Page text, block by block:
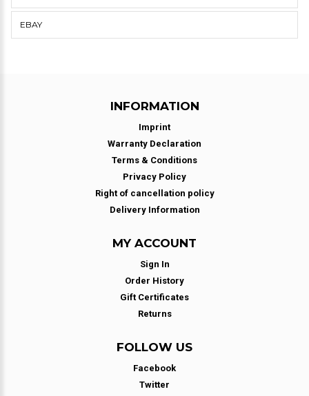
EBAY
INFORMATION
Imprint
Warranty Declaration
Terms & Conditions
Privacy Policy
Right of cancellation policy
Delivery Information
MY ACCOUNT
Sign In
Order History
Gift Certificates
Returns
FOLLOW US
Facebook
Twitter